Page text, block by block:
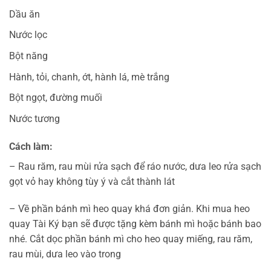
Dầu ăn
Nước lọc
Bột năng
Hành, tỏi, chanh, ớt, hành lá, mè trắng
Bột ngọt, đường muối
Nước tương
Cách làm:
– Rau răm, rau mùi rửa sạch để ráo nước, dưa leo rửa sạch
gọt vỏ hay không tùy ý và cắt thành lát
– Về phần bánh mì heo quay khá đơn giản. Khi mua heo
quay Tài Ký bạn sẽ được tặng kèm bánh mì hoặc bánh bao
nhé. Cắt dọc phần bánh mì cho heo quay miếng, rau răm,
rau mùi, dưa leo vào trong